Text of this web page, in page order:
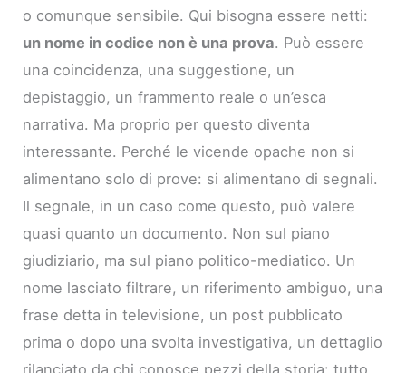
o comunque sensibile. Qui bisogna essere netti:
un nome in codice non è una prova. Può essere
una coincidenza, una suggestione, un
depistaggio, un frammento reale o un’esca
narrativa. Ma proprio per questo diventa
interessante. Perché le vicende opache non si
alimentano solo di prove: si alimentano di segnali.
Il segnale, in un caso come questo, può valere
quasi quanto un documento. Non sul piano
giudiziario, ma sul piano politico-mediatico. Un
nome lasciato filtrare, un riferimento ambiguo, una
frase detta in televisione, un post pubblicato
prima o dopo una svolta investigativa, un dettaglio